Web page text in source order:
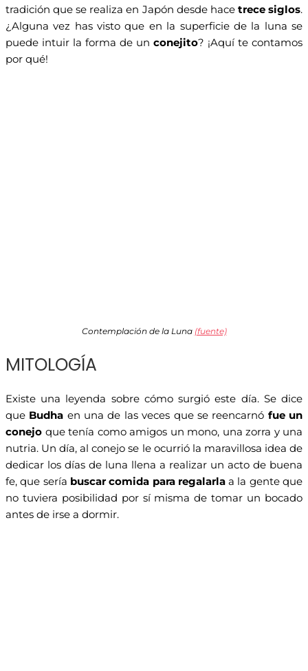
tradición que se realiza en Japón desde hace trece siglos.
¿Alguna vez has visto que en la superficie de la luna se
puede intuir la forma de un conejito? ¡Aquí te contamos
por qué!
Contemplación de la Luna (fuente)
MITOLOGÍA
Existe una leyenda sobre cómo surgió este día. Se dice
que Budha en una de las veces que se reencarnó fue un
conejo que tenía como amigos un mono, una zorra y una
nutria. Un día, al conejo se le ocurrió la maravillosa idea de
dedicar los días de luna llena a realizar un acto de buena
fe, que sería buscar comida para regalarlaa la gente que
no tuviera posibilidad por sí misma de tomar un bocado
antes de irse a dormir.